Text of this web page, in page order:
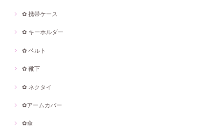
✿ 携帯ケース
✿ キーホルダー
✿ ベルト
✿ 靴下
✿ ネクタイ
✿アームカバー
✿傘